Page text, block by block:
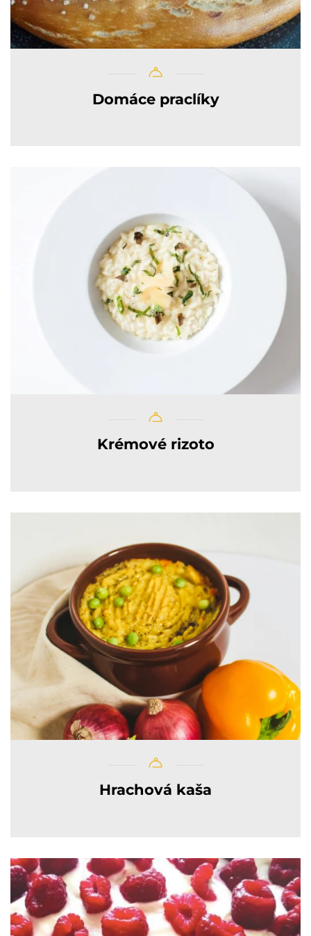
Domáce praclíky
Krémové rizoto
Hrachová kaša